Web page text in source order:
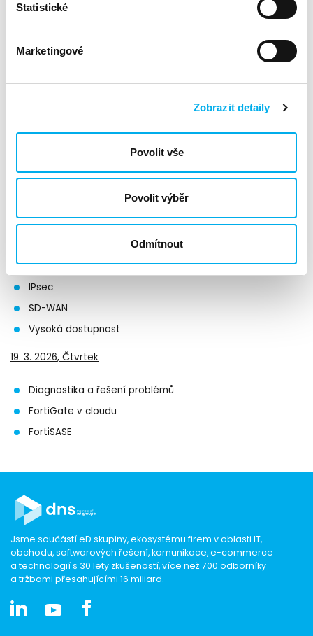
Statistické
Marketingové
Zobrazit detaily
Povolit vše
Povolit výběr
Odmítnout
Routování
IPS a řízení aplikací
IPsec
SD-WAN
Vysoká dostupnost
19. 3. 2026, Čtvrtek
Diagnostika a řešení problémů
FortiGate v cloudu
FortiSASE
Jsme součástí eD skupiny, ekosystému firem v oblasti IT,
obchodu, softwarových řešení, komunikace, e-commerce
a technologií s 30 lety zkušeností, více než 700 odborníky
a tržbami přesahujícími 16 miliard.